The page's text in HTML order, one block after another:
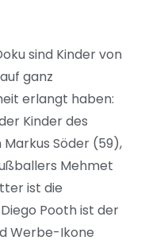
sind Kinder von
ganz
erlangt haben:
Kinder des
Söder (59),
Mehmet
ist die
Pooth ist der
Werbe-Ikone